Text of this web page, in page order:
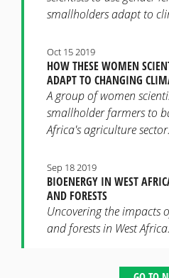
smallholders adapt to
HOW THESE WOMEN
ADAPT TO CHANGING
Oct 15 2019
A group of women
smallholder farmers to
Africa's agriculture sector.
BIOENERGY IN WEST
AND FORESTS
Sep 18 2019
Uncovering the impacts
and forests in West Africa.